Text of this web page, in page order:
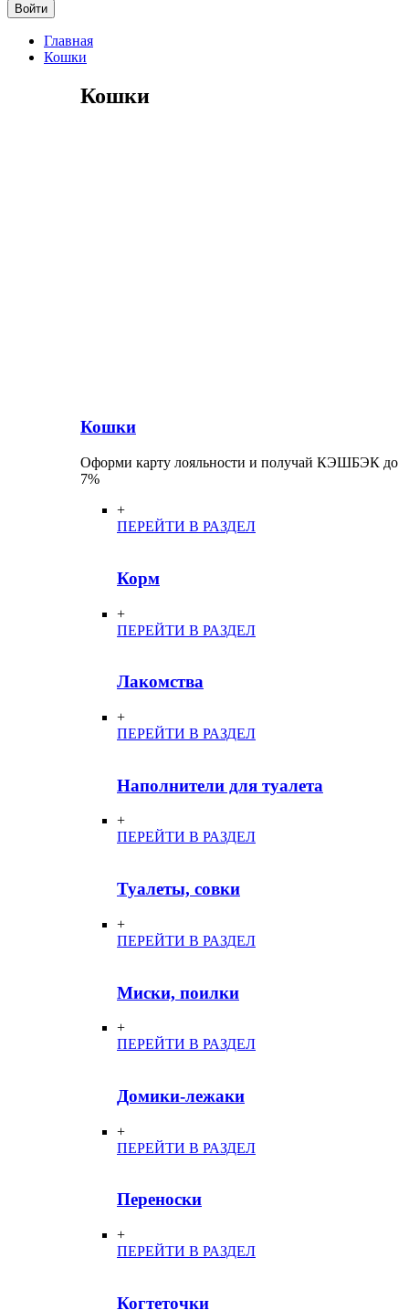
Главная
Кошки
Кошки
Кошки
Оформи карту лояльности и получай КЭШБЭК до
7%
+
ПЕРЕЙТИ В РАЗДЕЛ
Корм
+
ПЕРЕЙТИ В РАЗДЕЛ
Лакомства
+
ПЕРЕЙТИ В РАЗДЕЛ
Наполнители для туалета
+
ПЕРЕЙТИ В РАЗДЕЛ
Туалеты, совки
+
ПЕРЕЙТИ В РАЗДЕЛ
Миски, поилки
+
ПЕРЕЙТИ В РАЗДЕЛ
Домики-лежаки
+
ПЕРЕЙТИ В РАЗДЕЛ
Переноски
+
ПЕРЕЙТИ В РАЗДЕЛ
Когтеточки